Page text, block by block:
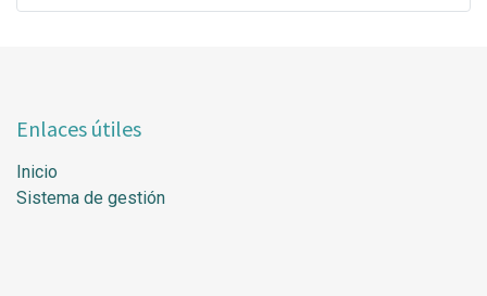
Enlaces útiles
Inicio
Sistema de gestión